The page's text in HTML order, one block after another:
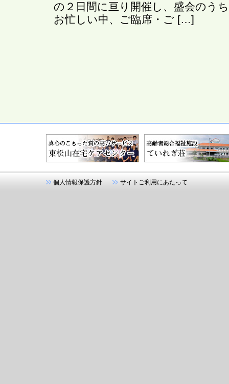
の２日間に亘り開催し、盛会のう
お忙しい中、ご臨席・ご […]
個人情報保護方針 サイトご利用にあたって